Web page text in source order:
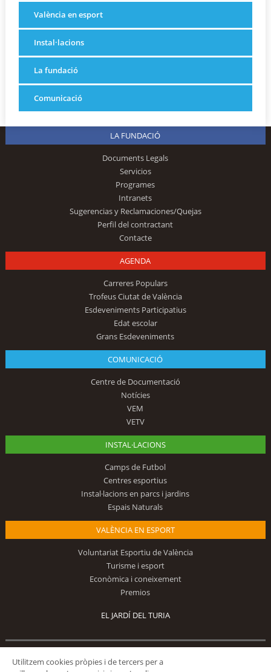
València en esport
Instal·lacions
La fundació
Comunicació
LA FUNDACIÓ
Documents Legals
Servicios
Programes
Intranets
Sugerencias y Reclamaciones/Quejas
Perfil del contractant
Contacte
AGENDA
Carreres Populars
Trofeus Ciutat de València
Esdeveniments Participatius
Edat escolar
Grans Esdeveniments
COMUNICACIÓ
Centre de Documentació
Notícies
VEM
VETV
INSTAL·LACIONS
Camps de Futbol
Centres esportius
Instal·lacions en parcs i jardins
Espais Naturals
VALÈNCIA EN ESPORT
Voluntariat Esportiu de València
Turisme i esport
Econòmica i coneixement
Premios
EL JARDÍ DEL TURIA
Utilitzem cookies pròpies i de tercers per a